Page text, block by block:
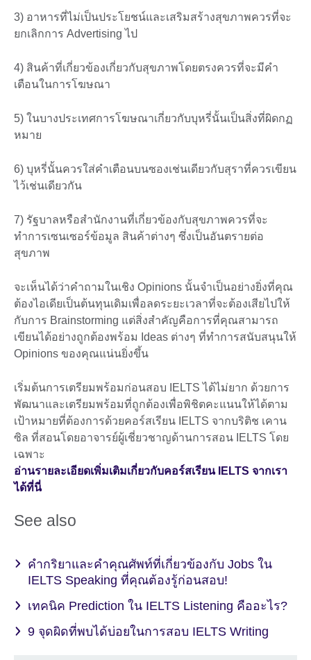
3) อาหารที่ไม่เป็นประโยชน์และเสริมสร้างสุขภาพควรที่จะ
ยกเลิกการ Advertising ไป
4) สินค้าที่เกี่ยวข้องเกี่ยวกับสุขภาพโดยตรงควรที่จะมีคำ
เตือนในการโฆษณา
5) ในบางประเทศการโฆษณาเกี่ยวกับบุหรี่นั้นเป็นสิ่งที่ผิดกฏ
หมาย
6) บุหรี่นั้นควรใส่คำเตือนบนซองเช่นเดียวกับสุราที่ควรเขียน
ไว้เช่นเดียวกัน
7) รัฐบาลหรือสำนักงานที่เกี่ยวข้องกับสุขภาพควรที่จะ
ทำการเซนเซอร์ข้อมูล สินค้าต่างๆ ซึ่งเป็นอันตรายต่อ
สุขภาพ
จะเห็นได้ว่าคำถามในเชิง Opinions นั้นจำเป็นอย่างยิ่งที่คุณ
ต้องไอเดียเป็นต้นทุนเดิมเพื่อลดระยะเวลาที่จะต้องเสียไปให้
กับการ Brainstorming แต่สิ่งสำคัญคือการที่คุณสามารถ
เขียนได้อย่างถูกต้องพร้อม Ideas ต่างๆ ที่ทำการสนับสนุนให้
Opinions ของคุณแน่นยิ่งขึ้น
เริ่มต้นการเตรียมพร้อมก่อนสอบ IELTS ได้ไม่ยาก ด้วยการ
พัฒนาและเตรียมพร้อมที่ถูกต้องเพื่อพิชิตคะแนนให้ได้ตาม
เป้าหมายที่ต้องการด้วยคอร์สเรียน IELTS จากบริติช เคาน
ซิล ที่สอนโดยอาจารย์ผู้เชี่ยวชาญด้านการสอน IELTS โดย
เฉพาะ
อ่านรายละเอียดเพิ่มเติมเกี่ยวกับคอร์สเรียน IELTS จากเรา
ได้ที่นี่
See also
คำกริยาและคำคุณศัพท์ที่เกี่ยวข้องกับ Jobs ใน
IELTS Speaking ที่คุณต้องรู้ก่อนสอบ!
เทคนิค Prediction ใน IELTS Listening คืออะไร?
9 จุดผิดที่พบได้บ่อยในการสอบ IELTS Writing